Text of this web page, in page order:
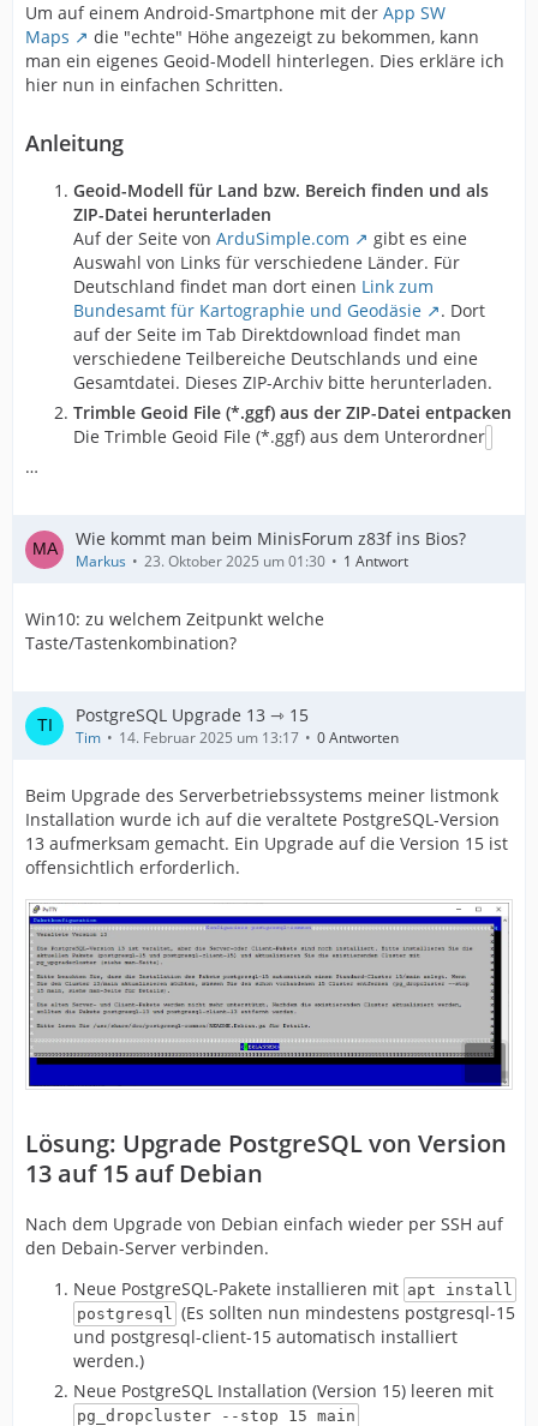
Um auf einem Android-Smartphone mit der App SW
Maps
die "echte" Höhe angezeigt zu bekommen, kann
man ein eigenes Geoid-Modell hinterlegen. Dies erkläre ich
hier nun in einfachen Schritten.
Anleitung
Geoid-Modell für Land bzw. Bereich finden und als
ZIP-Datei herunterladen
Auf der Seite von ArduSimple.com
gibt es eine
Auswahl von Links für verschiedene Länder. Für
Deutschland findet man dort einen Link zum
Bundesamt für Kartographie und Geodäsie
. Dort
auf der Seite im Tab Direktdownload findet man
verschiedene Teilbereiche Deutschlands und eine
Gesamtdatei. Dieses ZIP-Archiv bitte herunterladen.
Trimble Geoid File (*.ggf) aus der ZIP-Datei entpacken
Die Trimble Geoid File (*.ggf) aus dem Unterordner
…
Wie kommt man beim MinisForum z83f ins Bios?
Markus 23. Oktober 2025 um 01:30 1 Antwort
Win10: zu welchem Zeitpunkt welche
Taste/Tastenkombination?
PostgreSQL Upgrade 13 ⇾ 15
Tim 14. Februar 2025 um 13:17 0 Antworten
Beim Upgrade des Serverbetriebssystems meiner listmonk
Installation wurde ich auf die veraltete PostgreSQL-Version
13 aufmerksam gemacht. Ein Upgrade auf die Version 15 ist
offensichtlich erforderlich.
Lösung: Upgrade PostgreSQL von Version
13 auf 15 auf Debian
Nach dem Upgrade von Debian einfach wieder per SSH auf
den Debain-Server verbinden.
Neue PostgreSQL-Pakete installieren mit apt install
postgresql
(Es sollten nun mindestens postgresql-15
und postgresql-client-15 automatisch installiert
werden.)
Neue PostgreSQL Installation (Version 15) leeren mit
pg_dropcluster --stop 15 main